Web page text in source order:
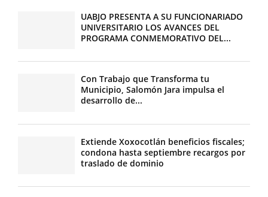
UABJO PRESENTA A SU FUNCIONARIADO
UNIVERSITARIO LOS AVANCES DEL
PROGRAMA CONMEMORATIVO DEL...
Con Trabajo que Transforma tu
Municipio, Salomón Jara impulsa el
desarrollo de...
Extiende Xoxocotlán beneficios fiscales;
condona hasta septiembre recargos por
traslado de dominio